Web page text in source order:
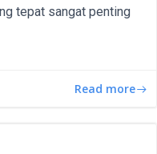
tepat sangat penting
Read more